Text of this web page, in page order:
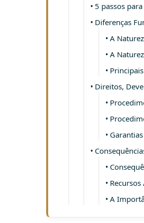
5 passos
Diferenças
A
A
Direitos,
A